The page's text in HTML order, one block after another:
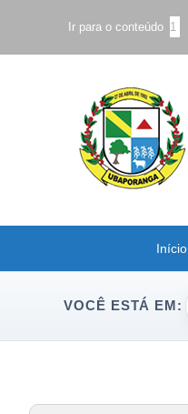
Ir para o conteúdo 1
Início
VOCÊ ESTÁ EM: